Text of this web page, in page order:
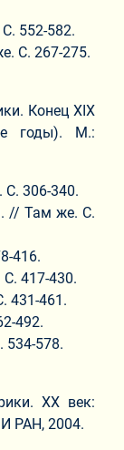
552-582.
C. 267-275.
Конец XIX
е годы). М.:
306-340.
// Там же. С.
416.
417-430.
431-461.
492.
534-578.
ХХ век:
РАН, 2004.